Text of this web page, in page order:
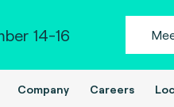
14-16
Company Careers